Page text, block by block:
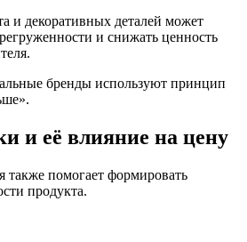
и декоративных деталей может
и снижать ценность
бренды используют принцип
и её влияние на цену
также помогает формировать
продукта.